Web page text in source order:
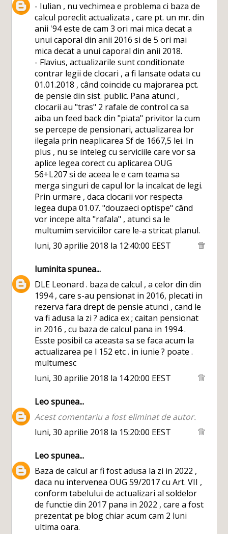
- Iulian , nu vechimea e problema ci baza de
calcul poreclit actualizata , care pt. un mr. din
anii '94 este de cam 3 ori mai mica decat a
unui caporal din anii 2016 si de 5 ori mai
mica decat a unui caporal din anii 2018.
- Flavius, actualizarile sunt conditionate
contrar legii de clocari , a fi lansate odata cu
01.01.2018 , când coincide cu majorarea pct.
de pensie din sist. public. Pana atunci ,
clocarii au "tras" 2 rafale de control ca sa
aiba un feed back din "piata" privitor la cum
se percepe de pensionari, actualizarea lor
ilegala prin neaplicarea Sf de 1667,5 lei. In
plus , nu se inteleg cu serviciile care vor sa
aplice legea corect cu aplicarea OUG
56+L207 si de aceea le e cam teama sa
merga singuri de capul lor la incalcat de legi.
Prin urmare , daca clocarii vor respecta
legea dupa 01.07. "douzaeci optispe" când
vor incepe alta "rafala" , atunci sa le
multumim serviciilor care le-a stricat planul.
luni, 30 aprilie 2018 la 12:40:00 EEST
luminitaspunea...
DLE Leonard . baza de calcul , a celor din din
1994 , care s-au pensionat in 2016, plecati in
rezerva fara drept de pensie atunci , cand le
va fi adusa la zi ? adica ex ; caitan pensionat
in 2016 , cu baza de calcul pana in 1994 .
Esste posibil ca aceasta sa se faca acum la
actualizarea pe l 152 etc . in iunie ? poate .
multumesc
luni, 30 aprilie 2018 la 14:20:00 EEST
Leospunea...
Acest comentariu a fost eliminat de autor.
luni, 30 aprilie 2018 la 15:20:00 EEST
Leospunea...
Baza de calcul ar fi fost adusa la zi in 2022 ,
daca nu intervenea OUG 59/2017 cu Art. VII ,
conform tabelului de actualizari al soldelor
de functie din 2017 pana in 2022 , care a fost
prezentat pe blog chiar acum cam 2 luni
ultima oara.